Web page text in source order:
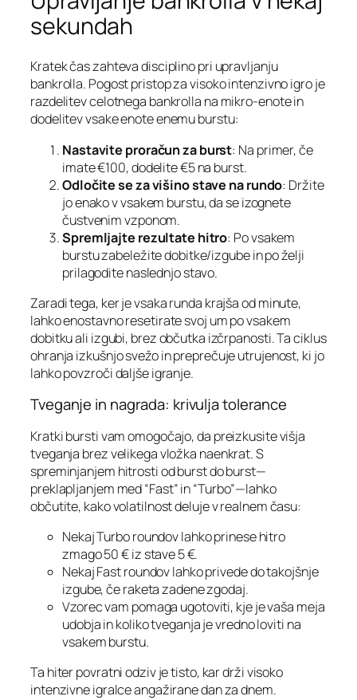
sekundah
Kratek čas zahteva disciplino pri upravljanju
bankrolla. Pogost pristop za visoko intenzivno igro je
razdelitev celotnega bankrolla na mikro‑enote in
dodelitev vsake enote enemu burstu:
Nastavite proračun za burst: Na primer, če
imate €100, dodelite €5 na burst.
Odločite se za višino stave na rundo: Držite
jo enako v vsakem burstu, da se izognete
čustvenim vzponom.
Spremljajte rezultate hitro: Po vsakem
burstu zabeležite dobitke/izgube in po želji
prilagodite naslednjo stavo.
Zaradi tega, ker je vsaka runda krajša od minute,
lahko enostavno resetirate svoj um po vsakem
dobitku ali izgubi, brez občutka izčrpanosti. Ta ciklus
ohranja izkušnjo svežo in preprečuje utrujenost, ki jo
lahko povzroči daljše igranje.
Tveganje in nagrada: krivulja tolerance
Kratki bursti vam omogočajo, da preizkusite višja
tveganja brez velikega vložka naenkrat. S
spreminjanjem hitrosti od burst do burst—
preklapljanjem med “Fast” in “Turbo”—lahko
občutite, kako volatilnost deluje v realnem času:
Nekaj Turbo roundov lahko prinese hitro
zmago 50 € iz stave 5 €.
Nekaj Fast roundov lahko privede do takojšnje
izgube, če raketa zadene zgodaj.
Vzorec vam pomaga ugotoviti, kje je vaša meja
udobja in koliko tveganja je vredno loviti na
vsakem burstu.
Ta hiter povratni odziv je tisto, kar drži visoko
intenzivne igralce angažirane dan za dnem.